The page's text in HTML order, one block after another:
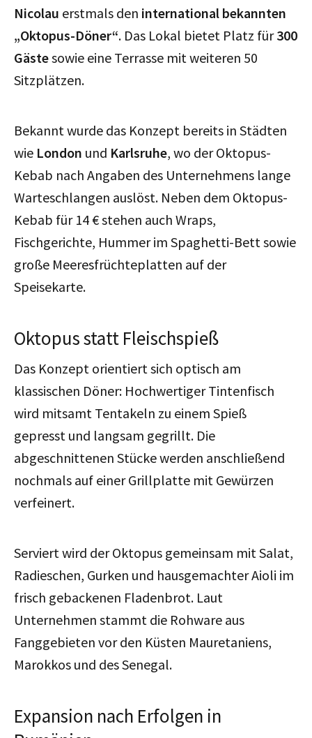
Nicolau erstmals den international bekannten
„Oktopus-Döner“. Das Lokal bietet Platz für300
Gästesowie eine Terrasse mit weiteren 50
Sitzplätzen.
Bekannt wurde das Konzept bereits in Städten
wie London und Karlsruhe, wo der Oktopus-
Kebab nach Angaben des Unternehmens lange
Warteschlangen auslöst. Neben dem Oktopus-
Kebab für 14 € stehen auch Wraps,
Fischgerichte, Hummer im Spaghetti-Bett sowie
große Meeresfrüchteplatten auf der
Speisekarte.
Oktopus statt Fleischspieß
Das Konzept orientiert sich optisch am
klassischen Döner: Hochwertiger Tintenfisch
wird mitsamt Tentakeln zu einem Spieß
gepresst und langsam gegrillt. Die
abgeschnittenen Stücke werden anschließend
nochmals auf einer Grillplatte mit Gewürzen
verfeinert.
Serviert wird der Oktopus gemeinsam mit Salat,
Radieschen, Gurken und hausgemachter Aioli im
frisch gebackenen Fladenbrot. Laut
Unternehmen stammt die Rohware aus
Fanggebieten vor den Küsten Mauretaniens,
Marokkos und des Senegal.
Expansion nach Erfolgen in